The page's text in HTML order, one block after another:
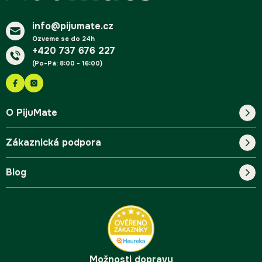
info@pijumate.cz
Ozveme se do 24h
+420 737 676 227
(Po-Pá: 8:00 - 16:00)
O PijuMate
Náš příběh
Zákaznická podpora
Kontakt
Blog